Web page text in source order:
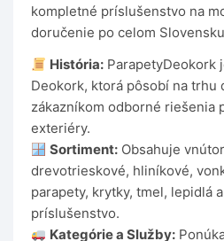
kompletné príslušenstvo na
doručenie po celom
História: ParapetyDeokork
Deokork, ktorá pôsobí na trhu
zákazníkom odborné riešenia
exteriéry.
Sortiment: Obsahuje
drevotrieskové, hliníkové,
parapety, krytky, tmel, lepidlá
príslušenstvo.
Kategórie a Služby: